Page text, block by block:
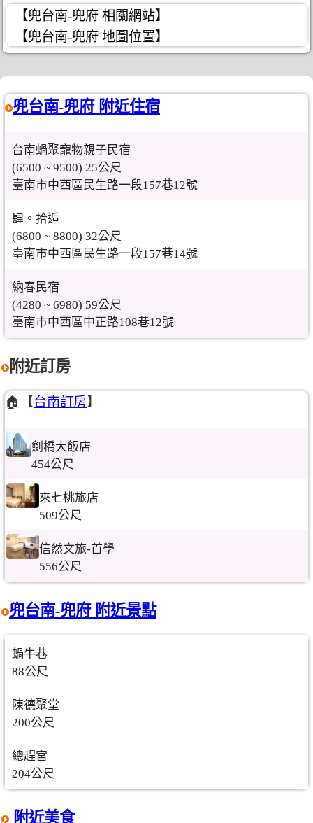
【兜台南-兜府 相關網站】
【兜台南-兜府 地圖位置】
兜台南-兜府 附近住宿
台南蝸聚寵物親子民宿
(6500 ~ 9500) 25公尺
臺南市中西區民生路一段157巷12號
肆。拾逅
(6800 ~ 8800) 32公尺
臺南市中西區民生路一段157巷14號
納春民宿
(4280 ~ 6980) 59公尺
臺南市中西區中正路108巷12號
附近訂房
🏠【台南訂房】
劍橋大飯店
454公尺
來七桃旅店
509公尺
信然文旅-首學
556公尺
兜台南-兜府 附近景點
蝸牛巷
88公尺
陳德聚堂
200公尺
總趕宮
204公尺
附近美食